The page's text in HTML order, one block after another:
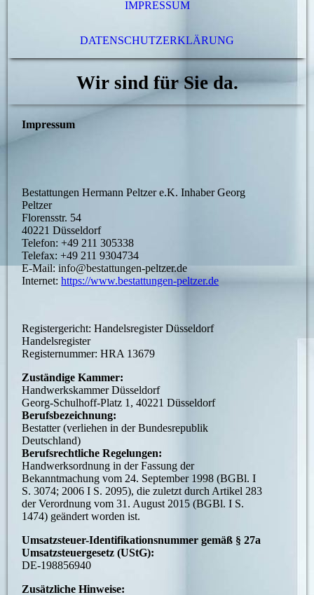
IMPRESSUM
DATENSCHUTZERKLÄRUNG
Wir sind für Sie da.
Impressum
Bestattungen Hermann Peltzer e.K. Inhaber Georg
Peltzer
Florensstr. 54
40221 Düsseldorf
Telefon: +49 211 305338
Telefax: +49 211 9304734
E-Mail: info@bestattungen-peltzer.de
Internet:https://www.bestattungen-peltzer.de
Registergericht: Handelsregister Düsseldorf
Handelsregister
Registernummer: HRA 13679
Zuständige Kammer:
Handwerkskammer Düsseldorf
Georg-Schulhoff-Platz 1, 40221 Düsseldorf
Berufsbezeichnung:
Bestatter (verliehen in der Bundesrepublik
Deutschland)
Berufsrechtliche Regelungen:
Handwerksordnung in der Fassung der
Bekanntmachung vom 24. September 1998 (BGBl. I
S. 3074; 2006 I S. 2095), die zuletzt durch Artikel 283
der Verordnung vom 31. August 2015 (BGBl. I S.
1474) geändert worden ist.
Umsatzsteuer-Identifikationsnummer gemäß § 27a
Umsatzsteuergesetz (UStG):
DE-198856940
Zusätzliche Hinweise: